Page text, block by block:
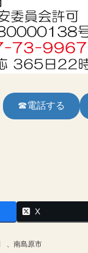
☎電話する
X
、 南島原市